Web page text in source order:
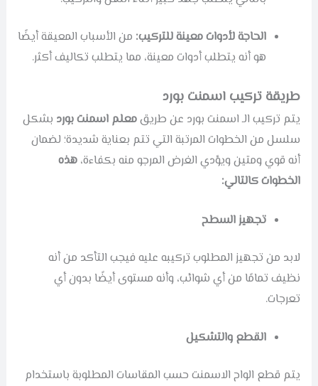
الحاجة لأدوات معينة للتركيب: من الأسباب المعيقة أيضًا
هو أنه يتطلب أدوات معينة، مما يتطلب تكاليف أكثر.
طريقة تركيب اسمنت بورد
يتم تركيب الـ اسمنت بورد عن طريقمعلم اسمنت بورد بشكل
سلسل من الخطوات المرتبة التي تتم بعناية شديدة؛ لضمان
أنه قوي ومتين ويؤدي الغرض المرجو منه بكفاءة، هذه
الخطوات كالتالي:
تجهيز السطح
لابد من تجهيز المطلوب تركيبه عليه فيجب التأكد من أنه
نظيف تمامًا من أي شوائب، وأنه مستوى أيضًا بدون أي
تعرجات.
القطع والتشكيل
يتم قطع الواح الاسمنت حسب المقاسات المطلوبة باستخدام